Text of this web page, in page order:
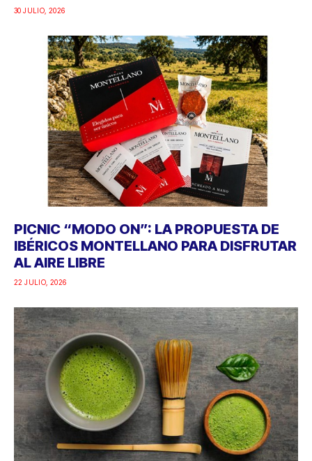
30 JULIO, 2026
PICNIC “MODO ON”: LA PROPUESTA DE
IBÉRICOS MONTELLANO PARA DISFRUTAR
AL AIRE LIBRE
22 JULIO, 2026